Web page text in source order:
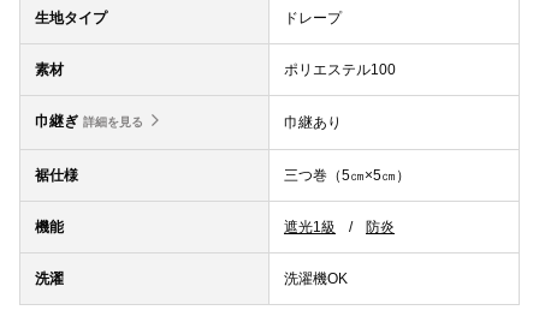
生地タイプ ドレープ
素材 ポリエステル100
巾継ぎ 詳細を見る 巾継あり
裾仕様 三つ巻（5㎝×5㎝）
機能 遮光1級 防炎
洗濯 洗濯機OK